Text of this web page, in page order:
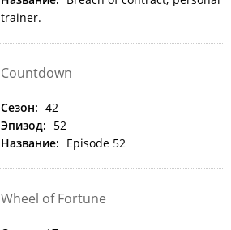
trainer.
Countdown
Сезон: 42
Эпизод: 52
Название: Episode 52
Wheel of Fortune